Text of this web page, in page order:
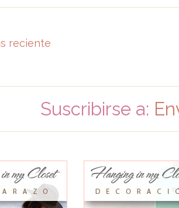
reciente
Suscribirse a: